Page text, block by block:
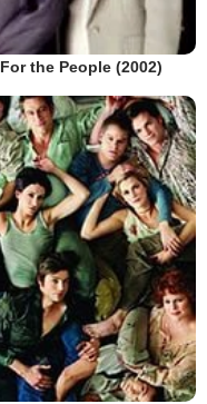
For the People (2002)